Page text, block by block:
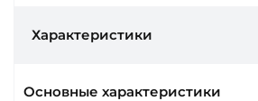
Характеристики
Основные характеристики